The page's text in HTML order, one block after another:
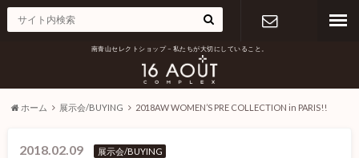
南青山セレクトショップ – 私たちが大切にしていること。
ホーム 展示会/BUYING 2018AW WOMEN’S PRE COLLECTION in PARIS!!
2018.02.09 展示会/BUYING